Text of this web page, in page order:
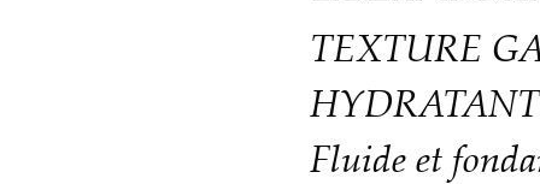
TEXTURE
Fluide et